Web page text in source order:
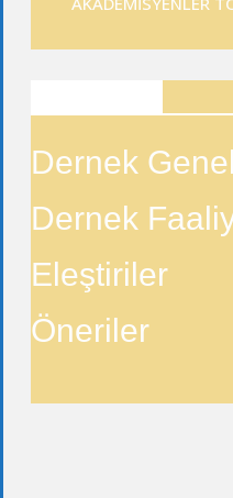
Dernek
Dernek
Eleştiriler
Öneriler